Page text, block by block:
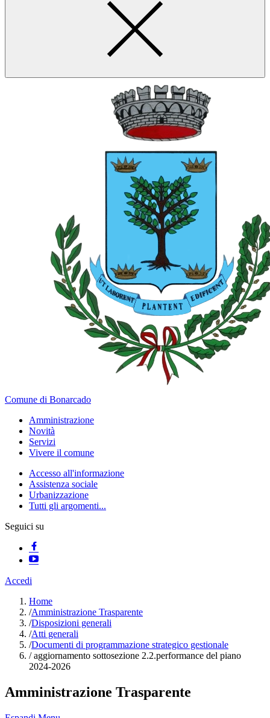
Comune di Bonarcado
Amministrazione
Novità
Servizi
Vivere il comune
Accesso all'informazione
Assistenza sociale
Urbanizzazione
Tutti gli argomenti...
Seguici su
Accedi
Home
/Amministrazione Trasparente
/Disposizioni generali
/Atti generali
/Documenti di programmazione strategico gestionale
/aggiornamento sottosezione 2.2.performance del piano
2024-2026
Amministrazione Trasparente